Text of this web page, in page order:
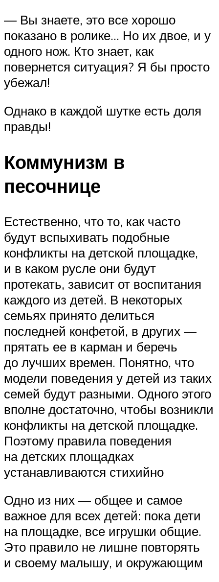
— Вы знаете, это все хорошо
показано в ролике… Но их двое, и у
одного нож. Кто знает, как
повернется ситуация? Я бы просто
убежал!
Однако в каждой шутке есть доля
правды!
Коммунизм в
песочнице
Естественно, что то, как часто
будут вспыхивать подобные
конфликты на детской площадке,
и в каком русле они будут
протекать, зависит от воспитания
каждого из детей. В некоторых
семьях принято делиться
последней конфетой, в других —
прятать ее в карман и беречь
до лучших времен. Понятно, что
модели поведения у детей из таких
семей будут разными. Одного этого
вполне достаточно, чтобы возникли
конфликты на детской площадке.
Поэтому правила поведения
на детских площадках
устанавливаются стихийно
Одно из них — общее и самое
важное для всех детей: пока дети
на площадке, все игрушки общие.
Это правило не лишне повторять
и своему малышу, и окружающим